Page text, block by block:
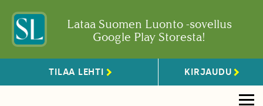
Lataa Suomen Luonto -sovellus
Google Play Storesta!
TILAA LEHTI KIRJAUDU